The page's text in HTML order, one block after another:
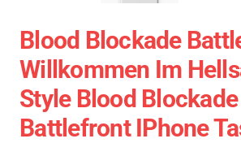
Blood Blockade
Willkommen Im
Style Blood Blockade
Battlefront IPhone